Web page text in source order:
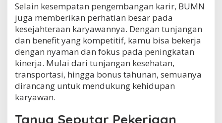
Selain kesempatan pengembangan karir, BUMN
juga memberikan perhatian besar pada
kesejahteraan karyawannya. Dengan tunjangan
dan benefit yang kompetitif, kamu bisa bekerja
dengan nyaman dan fokus pada peningkatan
kinerja. Mulai dari tunjangan kesehatan,
transportasi, hingga bonus tahunan, semuanya
dirancang untuk mendukung kehidupan
karyawan.
Tanya Seputar Pekerjaan